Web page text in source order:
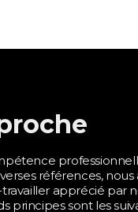
références, nous
apprécié par
principes sont les